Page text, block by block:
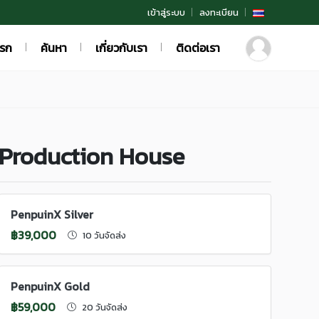
เข้าสู่ระบบ ลงทะเบียน
ก ค้นหา เกี่ยวกับเรา ติดต่อเรา
House
PenpuinX Silver
฿39,000
10 วันจัดส่ง
PenpuinX Gold
฿59,000
20 วันจัดส่ง